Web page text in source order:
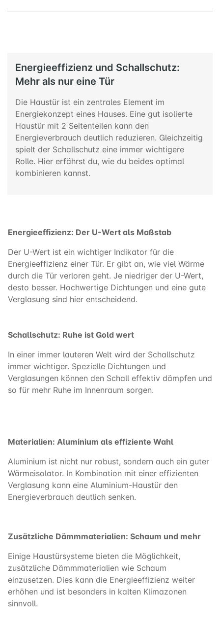
Energieeffizienz und Schallschutz:
Mehr als nur eine Tür
Die Haustür ist ein zentrales Element im
Energiekonzept eines Hauses. Eine gut isolierte
Haustür mit 2 Seitenteilen kann den
Energieverbrauch deutlich reduzieren. Gleichzeitig
spielt der Schallschutz eine immer wichtigere
Rolle. Hier erfährst du, wie du beides optimal
kombinieren kannst.
Energieeffizienz: Der U-Wert als Maßstab
Der U-Wert ist ein wichtiger Indikator für die
Energieeffizienz einer Tür. Er gibt an, wie viel Wärme
durch die Tür verloren geht. Je niedriger der U-Wert,
desto besser. Hochwertige Dichtungen und eine gute
Verglasung sind hier entscheidend.
Schallschutz: Ruhe ist Gold wert
In einer immer lauteren Welt wird der Schallschutz
immer wichtiger. Spezielle Dichtungen und
Verglasungen können den Schall effektiv dämpfen und
so für mehr Ruhe im Innenraum sorgen.
Materialien: Aluminium als effiziente Wahl
Aluminium ist nicht nur robust, sondern auch ein guter
Wärmeisolator. In Kombination mit einer effizienten
Verglasung kann eine Aluminium-Haustür den
Energieverbrauch deutlich senken.
Zusätzliche Dämmmaterialien: Schaum und mehr
Einige Haustürsysteme bieten die Möglichkeit,
zusätzliche Dämmmaterialien wie Schaum
einzusetzen. Dies kann die Energieeffizienz weiter
erhöhen und ist besonders in kalten Klimazonen
sinnvoll.